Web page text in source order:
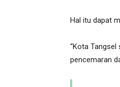
Hal itu dapat
“Kota
pencemaran